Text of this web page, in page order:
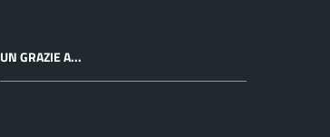
UN GRAZIE A...